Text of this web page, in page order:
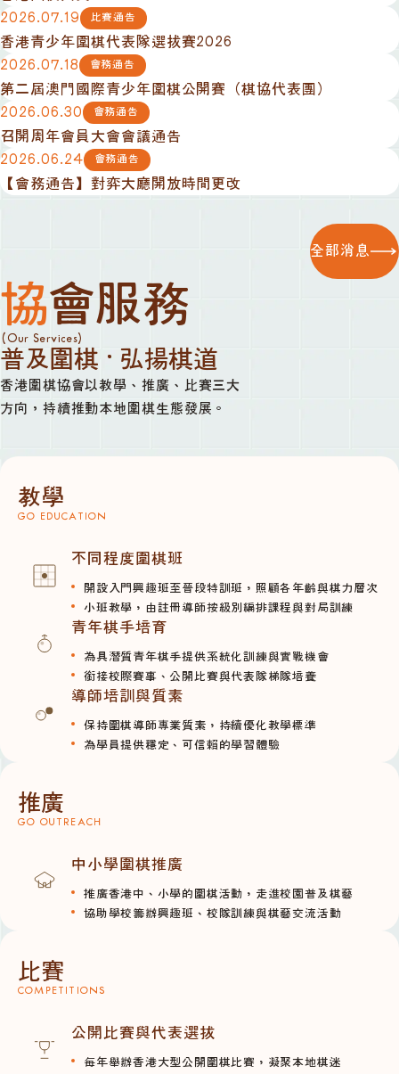
2026.07.19
比賽通告
香港青少年圍棋代表隊選拔賽2026
2026.07.18
會務通告
第二屆澳門國際青少年圍棋公開賽（棋協代表團）
2026.06.30
會務通告
召開周年會員大會會議通告
2026.06.24
會務通告
【會務通告】對弈大廳開放時間更改
全部消息
協會服務
(Our Services)
普及圍棋 · 弘揚棋道
香港圍棋協會以教學、推廣、比賽三大
方向，持續推動本地圍棋生態發展。
教學
GO EDUCATION
不同程度圍棋班
開設入門興趣班至晉段特訓班，照顧各年齡與棋力層次
小班教學，由註冊導師按級別編排課程與對局訓練
青年棋手培育
為具潛質青年棋手提供系統化訓練與實戰機會
銜接校際賽事、公開比賽與代表隊梯隊培養
導師培訓與質素
保持圍棋導師專業質素，持續優化教學標準
為學員提供穩定、可信賴的學習體驗
推廣
GO OUTREACH
中小學圍棋推廣
推廣香港中、小學的圍棋活動，走進校園普及棋藝
協助學校籌辦興趣班、校隊訓練與棋藝交流活動
比賽
COMPETITIONS
公開比賽與代表選拔
每年舉辦香港大型公開圍棋比賽，凝聚本地棋迷